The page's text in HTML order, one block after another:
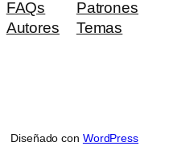
FAQs
Autores
Patrones
Temas
Diseñado con WordPress